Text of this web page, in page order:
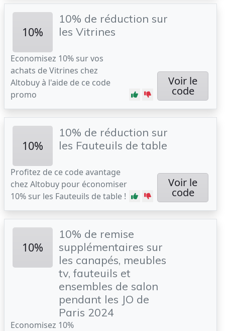
10%
10% de réduction sur
les Vitrines
Economisez 10% sur vos
achats de Vitrines chez
Altobuy à l'aide de ce code
promo
Voir le
code
10%
10% de réduction sur
les Fauteuils de table
Profitez de ce code avantage
chez Altobuy pour économiser
10% sur les Fauteuils de table !
Voir le
code
10%
10% de remise
supplémentaires sur
les canapés, meubles
tv, fauteuils et
ensembles de salon
pendant les JO de
Paris 2024
Economisez 10%